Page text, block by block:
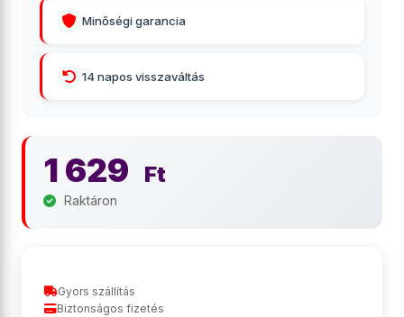
Minőségi garancia
14 napos visszaváltás
1 629 Ft
Raktáron
Gyors szállítás
Biztonságos fizetés